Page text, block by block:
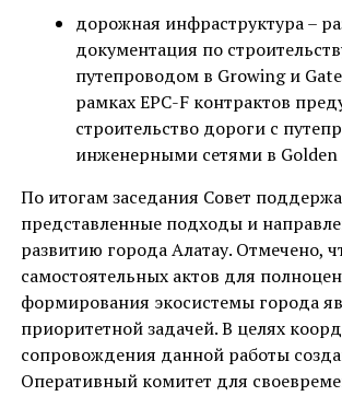
дорожная инфраструктура –
документация по
путепроводом в Growing и
рамках EPC-F контрактов
строительство дороги с
инженерными сетями в
По итогам заседания Совет
представленные подходы и
развитию города Алатау. Отмечено,
самостоятельных актов для
формирования экосистемы города
приоритетной задачей. В целях
сопровождения данной работы
Оперативный комитет для